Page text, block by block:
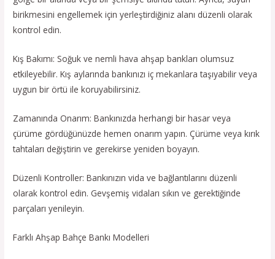
birikmesini engellemek için yerleştirdiğiniz alanı düzenli olarak
kontrol edin.
Kış Bakımı: Soğuk ve nemli hava ahşap bankları olumsuz
etkileyebilir. Kış aylarında bankınızı iç mekanlara taşıyabilir veya
uygun bir örtü ile koruyabilirsiniz.
Zamanında Onarım: Bankınızda herhangi bir hasar veya
çürüme gördüğünüzde hemen onarım yapın. Çürüme veya kırık
tahtaları değiştirin ve gerekirse yeniden boyayın.
Düzenli Kontroller: Bankınızın vida ve bağlantılarını düzenli
olarak kontrol edin. Gevşemiş vidaları sıkın ve gerektiğinde
parçaları yenileyin.
Farklı Ahşap Bahçe Bankı Modelleri